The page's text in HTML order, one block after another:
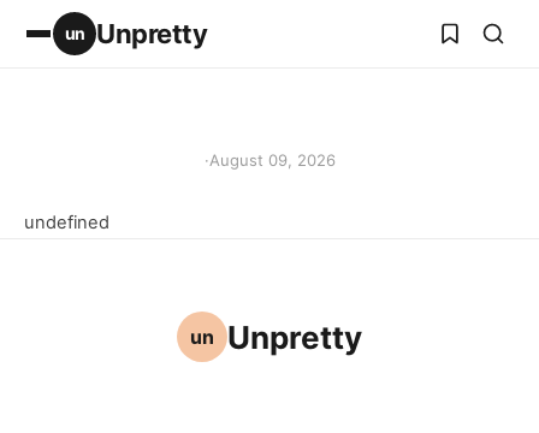
un Unpretty
·August 09, 2026
undefined
un Unpretty